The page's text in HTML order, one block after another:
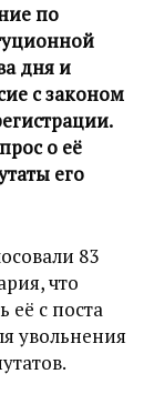
по
дня и
с законом
о её
его
83
что
её с поста
увольнения